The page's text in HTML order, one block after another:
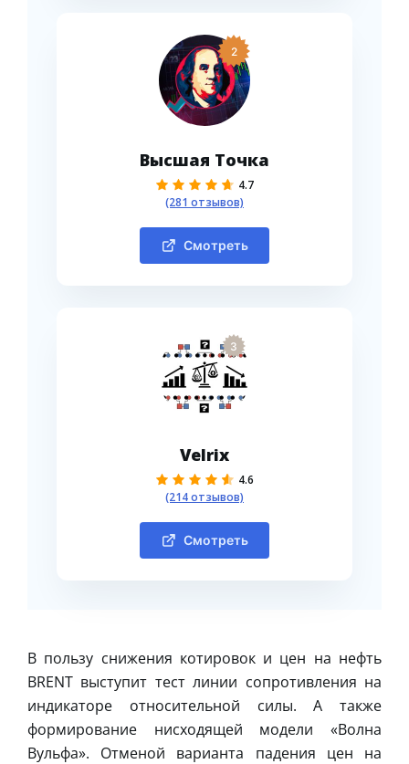
2
Высшая Точка
4.7
(281 отзывов)
Смотреть
3
Velrix
4.6
(214 отзывов)
Смотреть
В пользу снижения котировок и цен на нефть
BRENT выступит тест линии сопротивления на
индикаторе относительной силы. А также
формирование нисходящей модели «Волна
Вульфа». Отменой варианта падения цен на